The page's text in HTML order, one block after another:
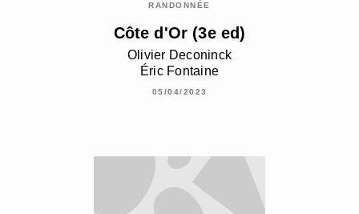
RANDONNÉE
Côte d'Or (3e ed)
Olivier Deconinck
Éric Fontaine
05/04/2023